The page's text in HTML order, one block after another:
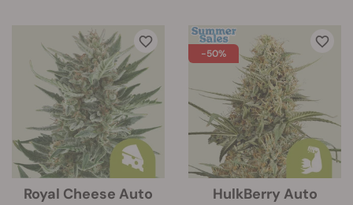
Royal Cheese Auto
-50%
HulkBerry Auto